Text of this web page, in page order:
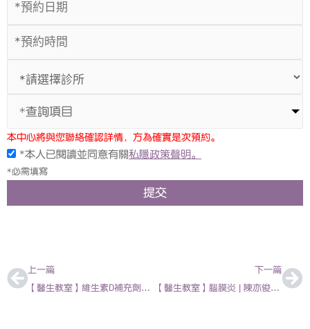
*查詢項目
本中心將與您聯絡確認詳情，方為確實是次預約。
*本人已閱讀並同意有關私隱政策聲明。
*必需填寫
提交
上一篇
【醫生教室】維生素D補充劑和其他營養需求 | 徐傑 – 兒科專科醫生
下一篇
【醫生教室】腦膜炎 | 陳亦俊 – 兒科專科醫生